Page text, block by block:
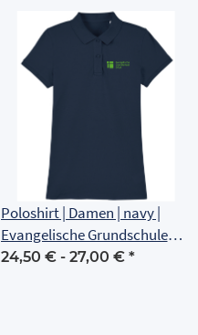
Poloshirt | Damen | navy |
Evangelische Grundschule
Erfurt
24,50 € - 27,00 € *